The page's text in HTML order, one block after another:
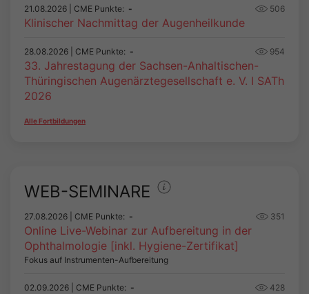
21.08.2026 | CME Punkte: - 506
Klinischer Nachmittag der Augenheilkunde
28.08.2026 | CME Punkte: - 954
33. Jahrestagung der Sachsen-Anhaltischen-
Thüringischen Augenärztegesellschaft e. V. I SATh
2026
Alle Fortbildungen
WEB-SEMINARE
27.08.2026 | CME Punkte: - 351
Online Live-Webinar zur Aufbereitung in der
Ophthalmologie [inkl. Hygiene-Zertifikat]
Fokus auf Instrumenten-Aufbereitung
02.09.2026 | CME Punkte: - 428